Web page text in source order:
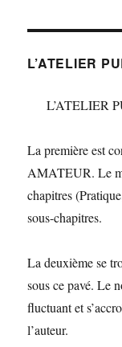
L’ATELIER
L’ATELIER
La première est
AMATEUR. Le
chapitres
sous-chapitres.
La deuxième se
sous ce pavé. Le
fluctuant et
l’auteur.